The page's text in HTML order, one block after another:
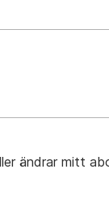
ändrar mitt